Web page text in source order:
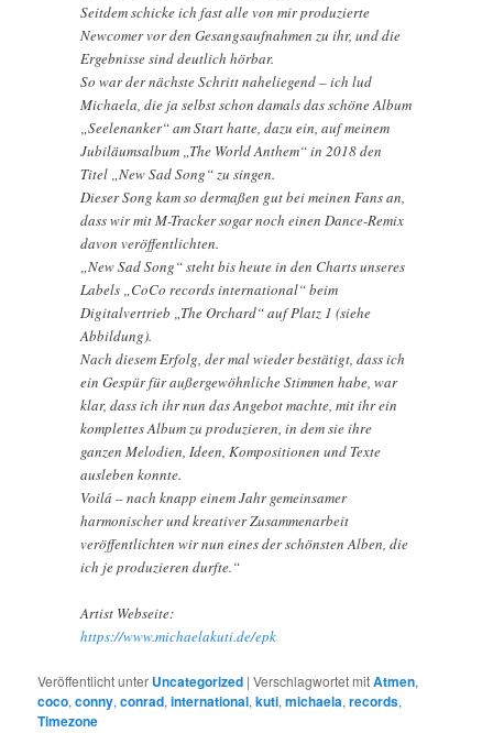
Seitdem schicke ich fast alle von mir produzierte
Newcomer vor den Gesangsaufnahmen zu ihr, und die
Ergebnisse sind deutlich hörbar.
So war der nächste Schritt naheliegend – ich lud
Michaela, die ja selbst schon damals das schöne Album
„Seelenanker“ am Start hatte, dazu ein, auf meinem
Jubiläumsalbum „The World Anthem“ in 2018 den
Titel „New Sad Song“ zu singen.
Dieser Song kam so dermaßen gut bei meinen Fans an,
dass wir mit M-Tracker sogar noch einen Dance-Remix
davon veröffentlichten.
„New Sad Song“ steht bis heute in den Charts unseres
Labels „CoCo records international“ beim
Digitalvertrieb „The Orchard“ auf Platz 1 (siehe
Abbildung).
Nach diesem Erfolg, der mal wieder bestätigt, dass ich
ein Gespür für außergewöhnliche Stimmen habe, war
klar, dass ich ihr nun das Angebot machte, mit ihr ein
komplettes Album zu produzieren, in dem sie ihre
ganzen Melodien, Ideen, Kompositionen und Texte
ausleben konnte.
Voilá – nach knapp einem Jahr gemeinsamer
harmonischer und kreativer Zusammenarbeit
veröffentlichten wir nun eines der schönsten Alben, die
ich je produzieren durfte.“
Artist Webseite:
https://www.michaelakuti.de/epk
Veröffentlicht unter Uncategorized |Verschlagwortet mitAtmen,
coco,conny,conrad,international,kuti,michaela,records,
Timezone